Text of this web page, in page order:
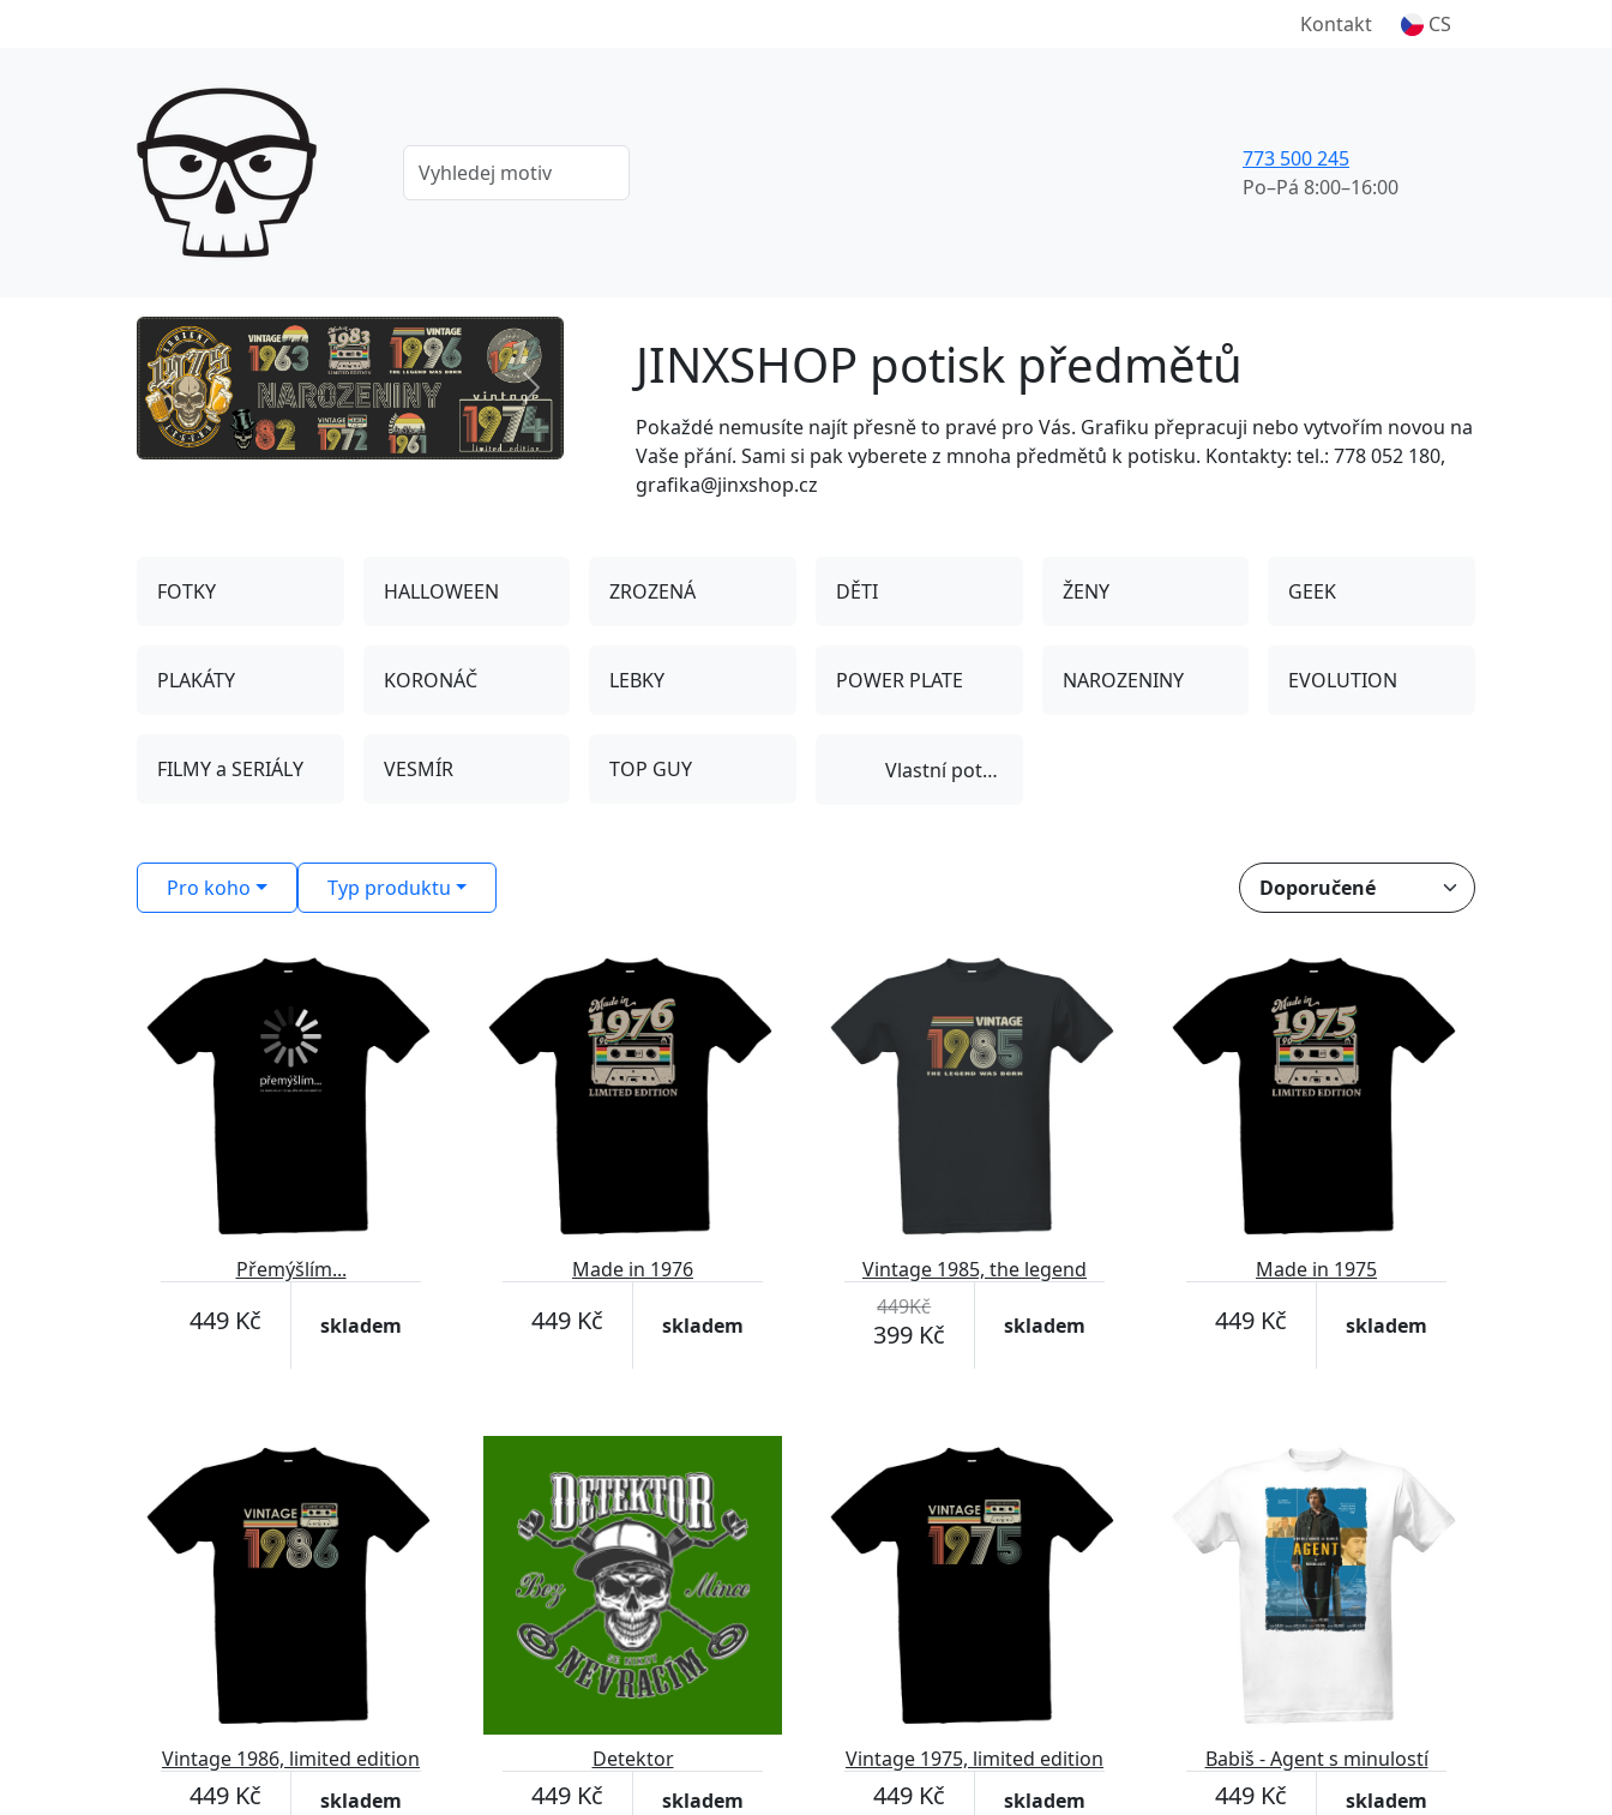
Kontakt CS
773 500 245
Po–Pá 8:00–16:00
Previous Next
JINXSHOP potisk předmětů
Pokaždé nemusíte najít přesně to pravé pro Vás. Grafiku přepracuji nebo vytvořím novou na
Vaše přání. Sami si pak vyberete z mnoha předmětů k potisku. Kontakty: tel.: 778 052 180,
grafika@jinxshop.cz
FOTKY HALLOWEEN ZROZENÁ DĚTI ŽENY GEEK
PLAKÁTY KORONÁČ LEBKY POWER PLATE NAROZENINY EVOLUTION
FILMY a SERIÁLY VESMÍR TOP GUY Vlastní potisk
Pro koho Typ produktu
Přemýšlím...
449 Kč skladem
Made in 1976
449 Kč skladem
Vintage 1985, the legend
449Kč
399 Kč skladem
Made in 1975
449 Kč skladem
Vintage 1986, limited edition
449 Kč skladem
Detektor
449 Kč skladem
Vintage 1975, limited edition
449 Kč skladem
Babiš - Agent s minulostí
449 Kč skladem